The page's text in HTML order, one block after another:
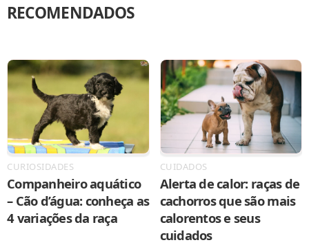
RECOMENDADOS
CURIOSIDADES
Companheiro aquático
– Cão d’água: conheça as
4 variações da raça
CUIDADOS
Alerta de calor: raças de
cachorros que são mais
calorentos e seus
cuidados